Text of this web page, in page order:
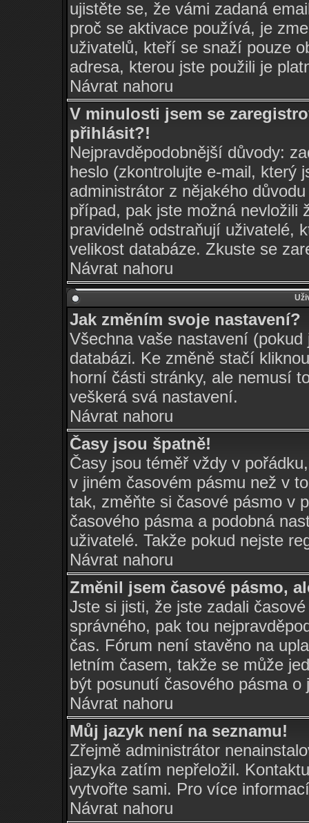
ujistěte se, že vámi zadaná
proč se aktivace používá, je
uživatelů, kteří se snaží pouze
adresa, kterou jste použili je
Návrat nahoru
V minulosti jsem se
přihlásit?!
Nejpravděpodobnější důvody:
heslo (zkontrolujte e-mail, který
administrátor z nějakého
případ, pak jste možná nevložili
pravidelně odstraňují uživatelé,
velikost databáze. Zkuste se
Návrat nahoru
Jak změním svoje nastavení?
Všechna vaše nastavení
databázi. Ke změně stačí
horní části stránky, ale nemusí
veškerá svá nastavení.
Návrat nahoru
Časy jsou špatně!
Časy jsou téměř vždy v
v jiném časovém pásmu než v
tak, změňte si časové pásmo v
časového pásma a podobná
uživatelé. Takže pokud nejste
Návrat nahoru
Změnil jsem časové pásmo,
Jste si jisti, že jste zadali
správného, pak tou
čas. Fórum není stavěno na
letním časem, takže se může
být posunutí časového pásma
Návrat nahoru
Můj jazyk není na seznamu!
Zřejmě administrátor
jazyka zatím nepřeložil.
vytvořte sami. Pro více
Návrat nahoru